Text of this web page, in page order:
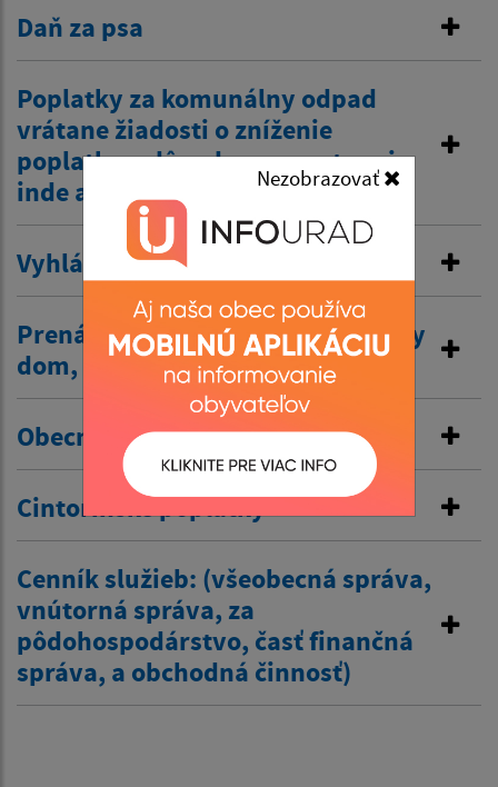
Nezobrazovať
Daň za psa
Poplatky za komunálny odpad
vrátane žiadosti o zníženie
poplatku z dôvodov zamestnania
inde a tiež zťp atď.
Vyhlásenie v miestnom rozhlase
Prenájom nehnuteľností /kultúrny
dom, …/
Obecné nájomné byty
Cintorínske poplatky
Cenník služieb: (všeobecná správa,
vnútorná správa, za
pôdohospodárstvo, časť finančná
správa, a obchodná činnosť)